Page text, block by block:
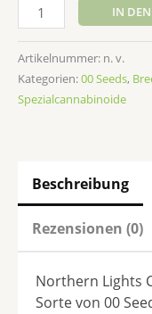
IN
Artikelnummer: n. v.
Kategorien:00 Seeds,
Spezialcannabinoide
Beschreibung
Rezensionen (0)
Northern Lights
Sorte von 00